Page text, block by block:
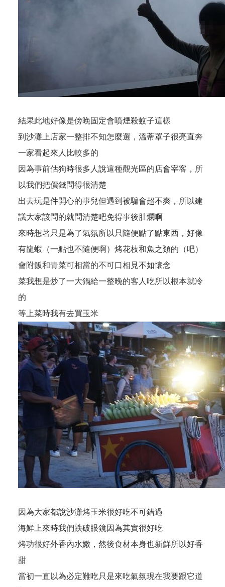
結果此地好像是傍晚固定會噴煙殺蚊子這樣
到沙灘上店家一整排不知怎麼選，溫蒂罩子很亮直奔
一家看起來人比較多的
因為事前估狗時很多人說這種觀光區的店會宰客，所
以我們把價錢問得很清楚
出去玩是件開心的事兒但遇到被騙會超不爽，所以建
議大家該問的就問清楚吧免得事後肚爛啊
來時想著只是為了氣氛所以只隨便點了點東西，好像
有龍蝦（一點也不隨便啊）烤花枝和魚之類的（吧）
會附飯和青菜可相當的不可口相見不如懷念
菜我想是炒了一大鍋給一整晚的客人吃所以根本就冷
的
等上菜時我有去買玉米
因為大家都說沙灘烤玉米很好吃不可錯過
海鮮上來時我們跌破眼鏡因為其實很好吃
烤功很好外香內水嫩，然後食材本身也新鮮所以好香
甜
當初一直以為必定難吃只是來吃氣氛現在我要跟它道